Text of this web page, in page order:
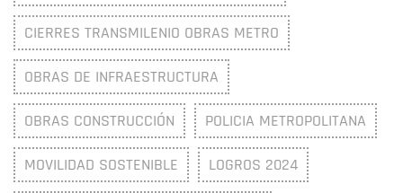
CIERRES TRANSMILENIO OBRAS METRO
OBRAS DE INFRAESTRUCTURA
OBRAS CONSTRUCCIÓN POLICIA METROPOLITANA
MOVILIDAD SOSTENIBLE LOGROS 2024